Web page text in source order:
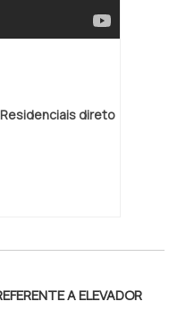
direto
A ELEVADOR